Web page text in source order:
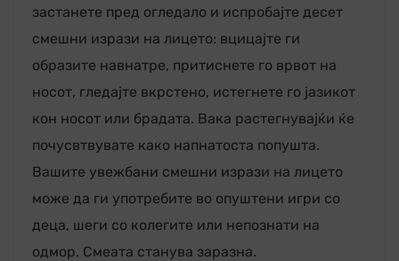
застанете пред огледало и испробајте десет
смешни изрази на лицето: вцицајте ги
образите навнатре, притиснете го врвот на
носот, гледајте вкрстено, истегнете го јазикот
кон носот или брадата. Вака растегнувајќи ќе
почусвтвувате како напнатоста попушта.
Вашите увежбани смешни изрази на лицето
може да ги употребите во опуштени игри со
деца, шеги со колегите или непознати на
одмор. Смеата станува заразна.